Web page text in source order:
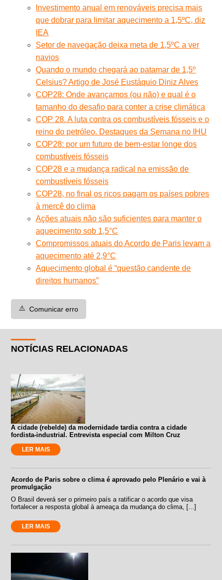
Investimento anual em renováveis precisa mais
que dobrar para limitar aquecimento a 1,5ºC, diz
IEA
Setor de navegação deixa meta de 1,5ºC a ver
navios
Quando o mundo chegará ao patamar de 1,5º
Celsius? Artigo de José Eustáquio Diniz Alves
COP28: Onde avançamos (ou não) e qual é o
tamanho do desafio para conter a crise climática
COP 28. A luta contra os combustíveis fósseis e o
reino do petróleo. Destaques da Semana no IHU
COP28: por um futuro de bem-estar longe dos
combustíveis fósseis
COP28 e a mudança radical na emissão de
combustíveis fósseis
COP28, no final os ricos pagam os países pobres
à mercê do clima
Ações atuais não são suficientes para manter o
aquecimento sob 1,5°C
Compromissos atuais do Acordo de Paris levam a
aquecimento até 2,9°C
Aquecimento global é “questão candente de
direitos humanos”
⚠️ Comunicar erro
NOTÍCIAS RELACIONADAS
A cidade (rebelde) da modernidade tardia contra a cidade
fordista-industrial. Entrevista especial com Milton Cruz
LER MAIS
Acordo de Paris sobre o clima é aprovado pelo Plenário e vai à
promulgação
O Brasil deverá ser o primeiro país a ratificar o acordo que visa
fortalecer a resposta global à ameaça da mudança do clima, [...]
LER MAIS